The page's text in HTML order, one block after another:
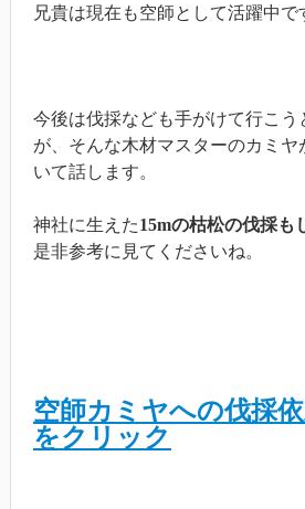
兄貴は現在も空師として活躍中で
今後は伐採なども手がけて行こう
が、そんな木材マスターのカミヤ
いて話します。
神社に生えた15mの枯松の伐採も
是非参考に見てくださいね。
空師カミヤへの伐採
をクリック